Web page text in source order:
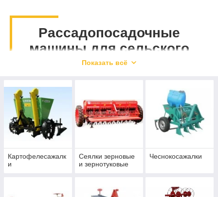
Рассадопосадочные
машины для сельского
хозяйства по низкой цене
Сеялки точного высева и автоматические
пересадочные машины — это самые популярные
приспособления в отрасли сельского хозяйства,
поскольку сельхозпроизводители сталкиваются с
проблемой повышения эффективности и
производительности своих операций по высадке
семян. Независимо от того, собираетесь ли вы
использовать механические пересадочные машины,
такие как рассадопосадочные машины, или прямой
семян повысит ваши шансы на получение высокого
Показать всё
Картофелесажалк
и
Сеялки зерновые
и зернотуковые
Чеснокосажалки